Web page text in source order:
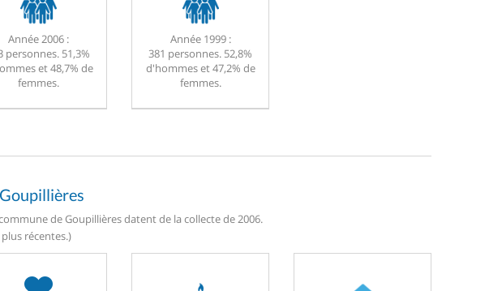
Année 2006 :
personnes. 51,3%
et 48,7% de
femmes.
Année 1999 :
381 personnes. 52,8%
d'hommes et 47,2% de
femmes.
de Goupillières datent de la collecte de 2006.
récentes.)